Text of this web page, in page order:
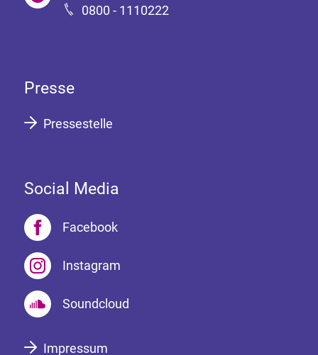
0800 - 1110222
Presse
Pressestelle
Social Media
Facebook
Instagram
Soundcloud
Impressum